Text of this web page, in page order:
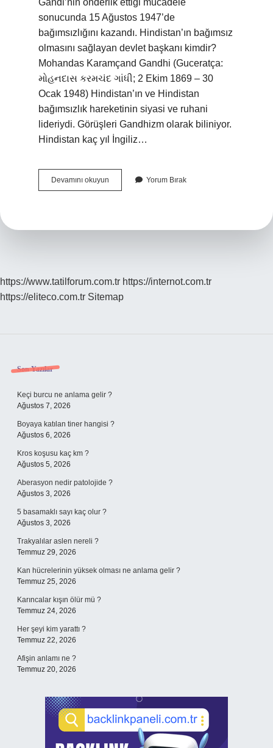
Gandi’nin önderlik ettiği mücadele
sonucunda 15 Ağustos 1947’de
bağımsızlığını kazandı. Hindistan’ın bağımsız
olmasını sağlayan devlet başkanı kimdir?
Mohandas Karamçand Gandhi (Guceratça:
મોહનદાસ કરમચંદ ગાંધી; 2 Ekim 1869 – 30
Ocak 1948) Hindistan’ın ve Hindistan
bağımsızlık hareketinin siyasi ve ruhani
lideriydi. Görüşleri Gandhizm olarak biliniyor.
Hindistan kaç yıl İngiliz…
Devamını okuyun Hindistan
Özgürlüğünü
Yorum Bırak
https://www.tatilforum.com.tr https://internot.com.tr
https://eliteco.com.tr Sitemap
Sidebar
Son Yazılar
Keçi burcu ne anlama gelir ?
Ağustos 7, 2026
Boyaya katılan tiner hangisi ?
Ağustos 6, 2026
Kros koşusu kaç km ?
Ağustos 5, 2026
Aberasyon nedir patolojide ?
Ağustos 3, 2026
5 basamaklı sayı kaç olur ?
Ağustos 3, 2026
Trakyalılar aslen nereli ?
Temmuz 29, 2026
Kan hücrelerinin yüksek olması ne anlama gelir ?
Temmuz 25, 2026
Karıncalar kışın ölür mü ?
Temmuz 24, 2026
Her şeyi kim yarattı ?
Temmuz 22, 2026
Afişin anlamı ne ?
Temmuz 20, 2026